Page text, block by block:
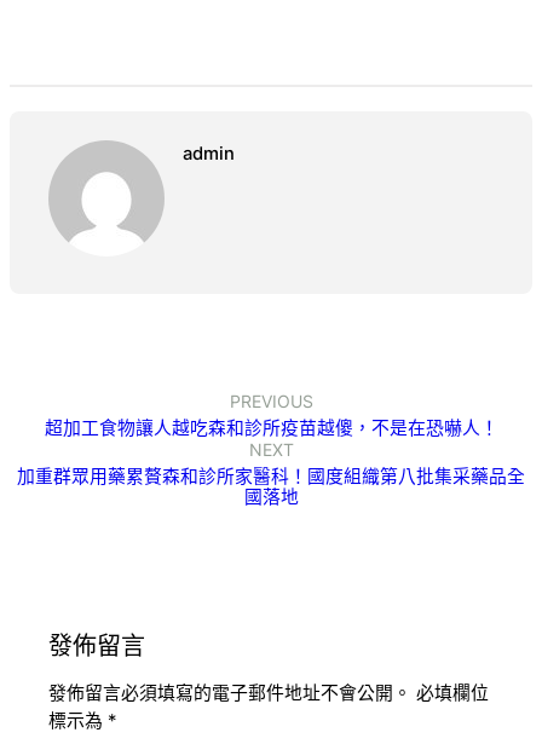
admin
PREVIOUS
超加工食物讓人越吃森和診所疫苗越傻，不是在恐嚇人！
NEXT
加重群眾用藥累贅森和診所家醫科！國度組織第八批集采藥品全
國落地
發佈留言
發佈留言必須填寫的電子郵件地址不會公開。 必填欄位
標示為 *